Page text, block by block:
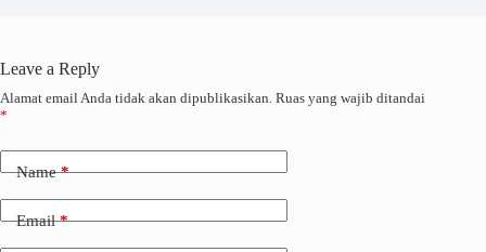
Leave a Reply
Alamat email Anda tidak akan dipublikasikan. Ruas yang wajib ditandai
*
Name*
Email*